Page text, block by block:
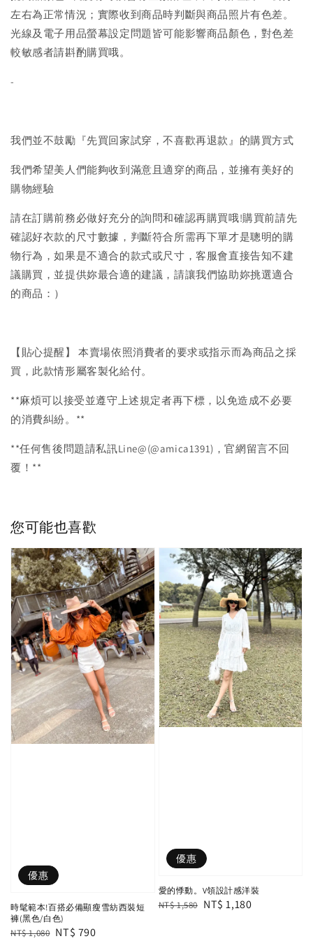
左右為正常情況；實際收到商品時判斷與商品照片有色差。
光線及電子用品螢幕設定問題皆可能影響商品顏色，對色差
較敏感者請斟酌購買哦。
-
我們並不鼓勵『先買回家試穿，不喜歡再退款』的購買方式
我們希望美人們能夠收到滿意且適穿的商品，並擁有美好的
購物經驗
請在訂購前務必做好充分的詢問和確認再購買哦!購買前請先
確認好衣款的尺寸數據，判斷符合所需再下單才是聰明的購
物行為，如果是不適合的款式或尺寸，客服會直接告知不建
議購買，並提供妳最合適的建議，請讓我們協助妳挑選適合
的商品：）
【貼心提醒】 本賣場依照消費者的要求或指示而為商品之採
買，此款情形屬客製化給付。
**麻煩可以接受並遵守上述規定者再下標，以免造成不必要
的消費糾紛。**
**任何售後問題請私訊Line@(@amica1391)，官網留言不回
覆！**
您可能也喜歡
優惠
時髦範本!百搭必備顯瘦雪紡西裝短
褲(黑色/白色)
Regular
NT$ 1,080 Sale
NT$ 790
優惠
愛的悸動。V領設計感洋裝
Regular
NT$ 1,580 Sale
NT$ 1,180